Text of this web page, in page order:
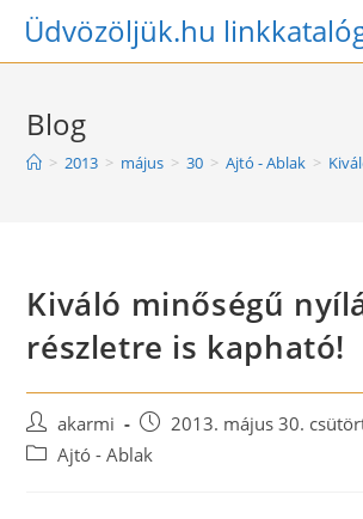
SkipÜdvözöljük.hu
Blog
> 2013 > május > 30 > Ajtó - Ablak >
Kiváló minőségű
részletre is kapható!
Post
author:
akarmi
Post
published:
2013. május 30.
PostAjtó - Ablak